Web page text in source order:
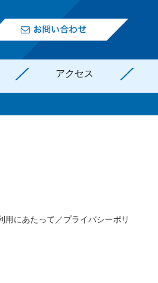
アクセス
用にあたって／プライバシーポリ